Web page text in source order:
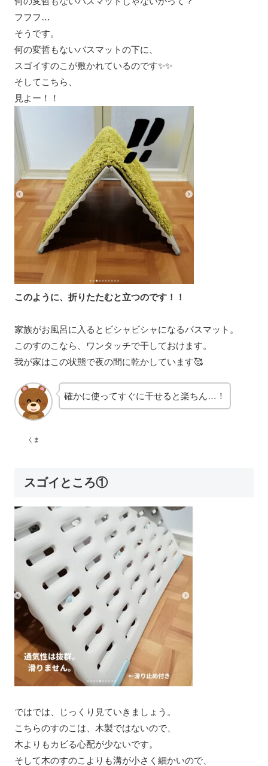
フフフ…
そうです。
何の変哲もないバスマットの下に、
スゴイすのこが敷かれているのです✨✨
そしてこちら、
見よー！！
このように、折りたたむと立つのです！！
家族がお風呂に入るとビシャビシャになるバスマット。
このすのこなら、ワンタッチで干しておけます。
我が家はこの状態で夜の間に乾かしています🥰
くま
確かに使ってすぐに干せると楽ちん…！
スゴイところ①
ではでは、じっくり見ていきましょう。
こちらのすのこは、木製ではないので、
木よりもカビる心配が少ないです。
そして木のすのこよりも溝が小さく細かいので、